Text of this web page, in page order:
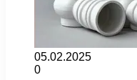
05.02.2025
0